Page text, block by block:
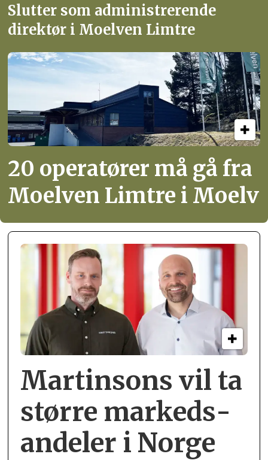
Slutter som administrerende
direktør i Moelven Limtre
20 operatører må gå fra
Moelven Limtre i Moelv
Martinsons vil ta
større markeds­
andeler i Norge